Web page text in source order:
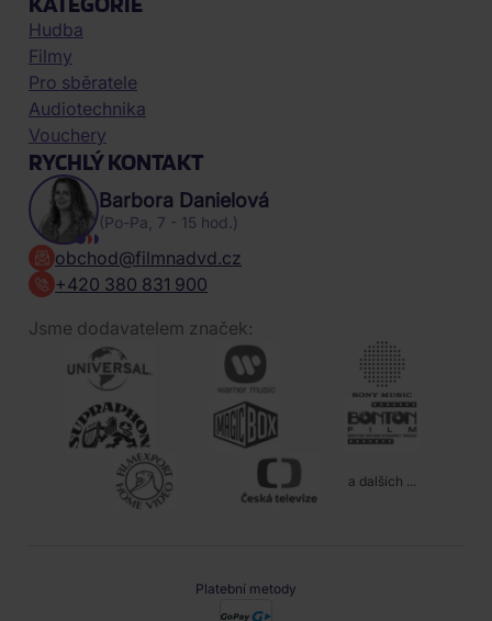
Hudba
Filmy
Pro sběratele
Audiotechnika
Vouchery
RYCHLÝ KONTAKT
Barbora Danielová
(Po-Pa, 7 - 15 hod.)
obchod@filmnadvd.cz
+420 380 831 900
Jsme dodavatelem značek:
a dalších ...
Platební metody